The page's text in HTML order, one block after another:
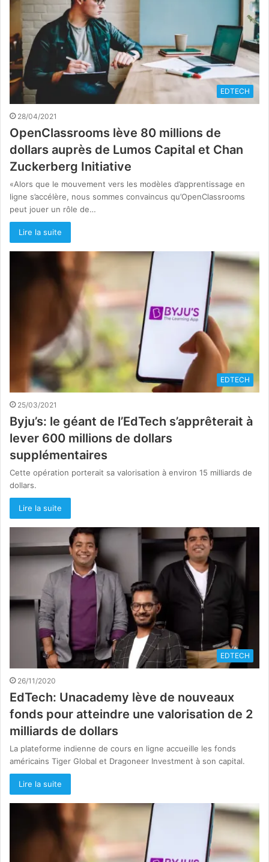
EDTECH
28/04/2021
OpenClassrooms lève 80 millions de
dollars auprès de Lumos Capital et Chan
Zuckerberg Initiative
«Alors que le mouvement vers les modèles d’apprentissage en
ligne s’accélère, nous sommes convaincus qu’OpenClassrooms
peut jouer un rôle de…
Lire la suite
EDTECH
25/03/2021
Byju’s: le géant de l’EdTech s’apprêterait à
lever 600 millions de dollars
supplémentaires
Cette opération porterait sa valorisation à environ 15 milliards de
dollars.
Lire la suite
EDTECH
26/11/2020
EdTech: Unacademy lève de nouveaux
fonds pour atteindre une valorisation de 2
milliards de dollars
La plateforme indienne de cours en ligne accueille les fonds
américains Tiger Global et Dragoneer Investment à son capital.
Lire la suite